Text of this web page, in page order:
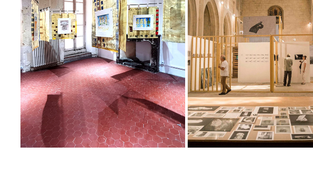
MA - L'ESPACE ENTRE LES CHOSES
2023
WIP#17
2017